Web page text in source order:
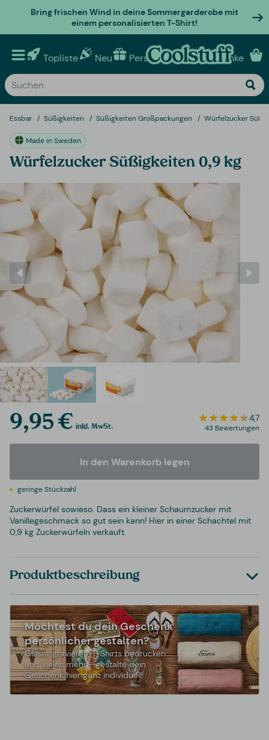
Bring frischen Wind in deine Sommergarderobe mit
einem personalisierten T-Shirt!
Topliste Neu Personalisierte geschenke
Essbar Süßigkeiten Süßigkeiten Großpackungen Würfelzucker
Made in Sweden
Würfelzucker Süßigkeiten 0,9 kg
9,95 € inkl. MwSt.
4,7
43 Bewertungen
In den Warenkorb legen
geringe Stückzahl
Zuckerwürfel sowieso. Dass ein kleiner Schaumzucker mit
Vanillegeschmack so gut sein kann! Hier in einer Schachtel mit
0,9 kg Zuckerwürfeln verkauft.
Produktbeschreibung
Möchtest du dein Geschenk
persönlicher gestalten?
Gläser gravieren, T-Shirts bedrucken
und vieles mehr - gestalte dein
Geschenk hier ganz individuell!